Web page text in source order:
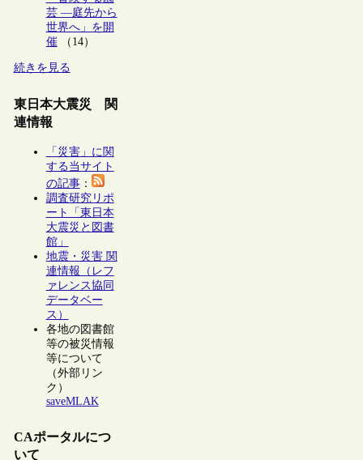
芸 ―庭先から
世界へ」を開
催（14）
続きを見る
東日本大震災 関
連情報
「災害」に関
する当サイト
の記事：
調査研究リポ
ート「東日本
大震災と図書
館」
地震・災害 関
連情報（レフ
ァレンス協同
データベー
ス）
各地の図書館
等の被災情報
等について
（外部リン
ク）
saveMLAK
CAポータルにつ
いて